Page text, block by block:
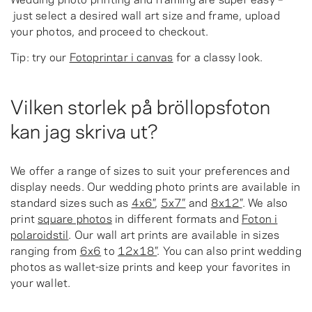
just select a desired wall art size and frame, upload
your photos, and proceed to checkout.
Tip: try our Fotoprintar i canvas for a classy look.
Vilken storlek på bröllopsfoton
kan jag skriva ut?
We offer a range of sizes to suit your preferences and
display needs. Our wedding photo prints are available in
standard sizes such as 4x6”, 5x7” and 8x12”. We also
printsquare photosin different formats and Foton i
polaroidstil. Our wall art prints are available in sizes
ranging from 6x6 to 12x18”. You can also print wedding
photos as wallet-size prints and keep your favorites in
your wallet.